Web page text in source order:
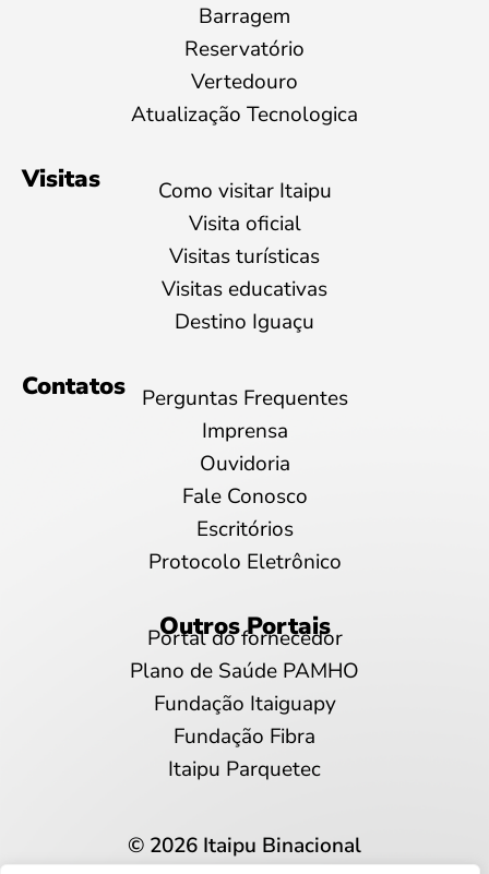
Barragem
Reservatório
Vertedouro
Atualização Tecnologica
Visitas
Como visitar Itaipu
Visita oficial
Visitas turísticas
Visitas educativas
Destino Iguaçu
Contatos
Perguntas Frequentes
Imprensa
Ouvidoria
Fale Conosco
Escritórios
Protocolo Eletrônico
Outros Portais
Portal do fornecedor
Plano de Saúde PAMHO
Fundação Itaiguapy
Fundação Fibra
Itaipu Parquetec
© 2026 Itaipu Binacional